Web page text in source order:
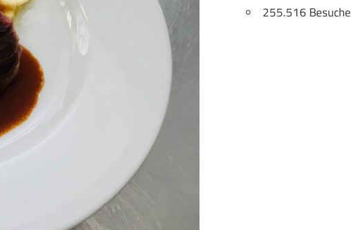
255.516 Besuche